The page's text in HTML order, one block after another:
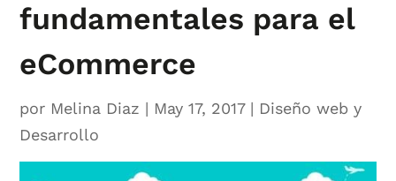
fundamentales para el
eCommerce
por Melina Diaz | May 17, 2017| Diseño web y
Desarrollo